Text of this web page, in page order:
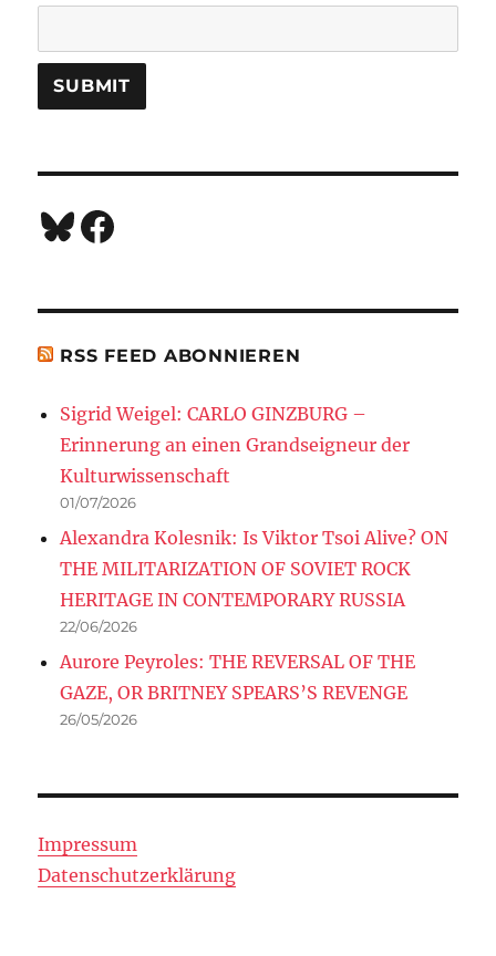
Bluesky
Facebook
RSS FEED ABONNIEREN
Sigrid Weigel: CARLO GINZBURG –
Erinnerung an einen Grandseigneur der
Kulturwissenschaft
01/07/2026
Alexandra Kolesnik: Is Viktor Tsoi Alive? ON
THE MILITARIZATION OF SOVIET ROCK
HERITAGE IN CONTEMPORARY RUSSIA
22/06/2026
Aurore Peyroles: THE REVERSAL OF THE
GAZE, OR BRITNEY SPEARS’S REVENGE
26/05/2026
Impressum
Datenschutzerklärung